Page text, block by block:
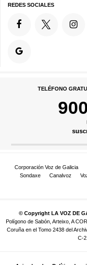
REDES SOCIALES
TELÉFONO
Corporación Voz de Galicia
Sondaxe
Canalvoz
© Copyright LA VOZ DE
Polígono de Sabón, Arteixo, A
Coruña en el Tomo 2438 del
C-